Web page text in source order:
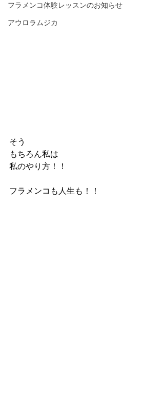
フラメンコ体験レッスンのお知らせ
アウロラムジカ
そう
もちろん私は
私のやり方！！
フラメンコも人生も！！